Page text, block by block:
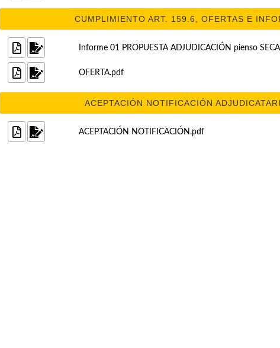
CUMPLIMIENTO ART. 159.6, OFERTAS E
Informe 01 PROPUESTA ADJUDICACIÓN pienso
OFERTA.pdf
ACEPTACIÓN NOTIFICACIÓN
ACEPTACIÓN NOTIFICACIÓN.pdf